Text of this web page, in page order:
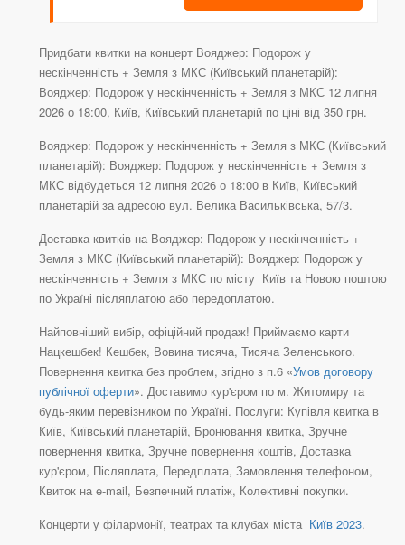
Придбати квитки на концерт Вояджер: Подорож у
нескінченність + Земля з МКС (Київський планетарій):
Вояджер: Подорож у нескінченність + Земля з МКС 12 липня
2026 о 18:00, Київ, Київський планетарій по ціні від 350 грн.
Вояджер: Подорож у нескінченність + Земля з МКС (Київський
планетарій): Вояджер: Подорож у нескінченність + Земля з
МКС відбудеться 12 липня 2026 о 18:00 в Київ, Київський
планетарій за адресою вул. Велика Васильківська, 57/3.
Доставка квитків на Вояджер: Подорож у нескінченність +
Земля з МКС (Київський планетарій): Вояджер: Подорож у
нескінченність + Земля з МКС по місту Київ та Новою поштою
по Україні післяплатою або передоплатою.
Найповніший вибір, офіційний продаж! Приймаємо карти
Нацкешбек! Кешбек, Вовина тисяча, Тисяча Зеленського.
Повернення квитка без проблем, згідно з п.6 «Умов договору
публічної оферти». Доставимо кур'єром по м. Житомиру та
будь-яким перевізником по Україні. Послуги: Купівля квитка в
Київ, Київський планетарій, Бронювання квитка, Зручне
повернення квитка, Зручне повернення коштів, Доставка
кур'єром, Післяплата, Передплата, Замовлення телефоном,
Квиток на e-mail, Безпечний платіж, Колективні покупки.
Концерти у філармонії, театрах та клубах міста Київ 2023.